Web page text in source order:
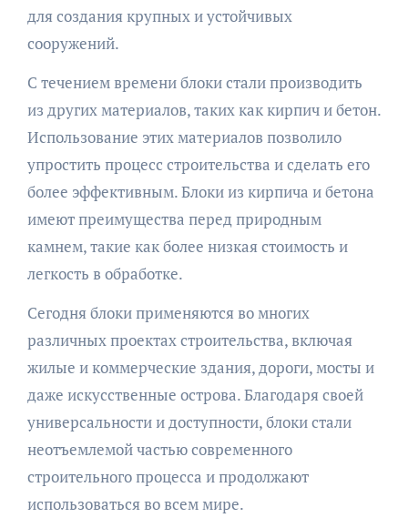
для создания крупных и устойчивых
сооружений.
С течением времени блоки стали производить
из других материалов, таких как кирпич и бетон.
Использование этих материалов позволило
упростить процесс строительства и сделать его
более эффективным. Блоки из кирпича и бетона
имеют преимущества перед природным
камнем, такие как более низкая стоимость и
легкость в обработке.
Сегодня блоки применяются во многих
различных проектах строительства, включая
жилые и коммерческие здания, дороги, мосты и
даже искусственные острова. Благодаря своей
универсальности и доступности, блоки стали
неотъемлемой частью современного
строительного процесса и продолжают
использоваться во всем мире.